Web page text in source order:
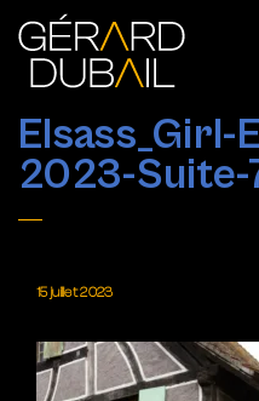
Elsass_Girl-
2023-Suite-
15 juillet 2023